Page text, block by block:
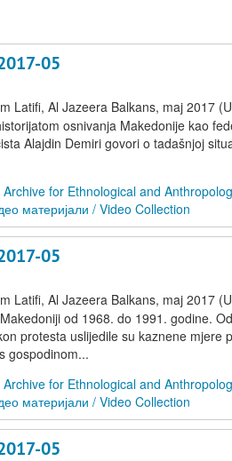
05
Latifi, Al Jazeera Balkans, maj 2017
osnivanja Makedonije kao
Alajdin Demiri govori o tadašnjoj
for Ethnological and
материјали / Video Collection
05
Latifi, Al Jazeera Balkans, maj 2017
od 1968. do 1991. godine.
protesta uslijedile su kaznene mjere
gospodinom...
for Ethnological and
материјали / Video Collection
05